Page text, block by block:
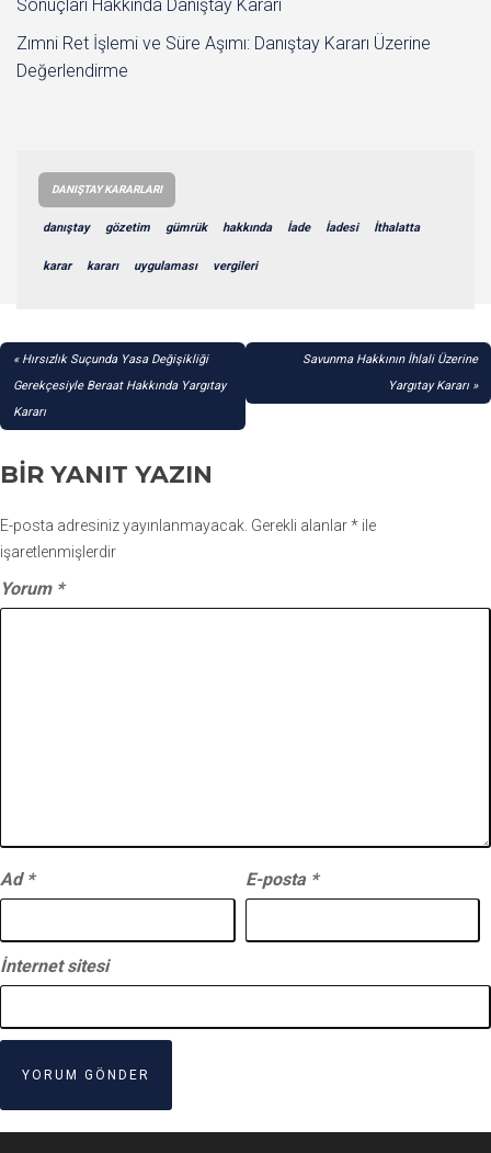
Sonuçları Hakkında Danıştay Kararı
Zımni Ret İşlemi ve Süre Aşımı: Danıştay Kararı Üzerine
Değerlendirme
DANIŞTAY KARARLARI
danıştay gözetim gümrük hakkında İade İadesi İthalatta
karar kararı uygulaması vergileri
YAZI
GEZINMESI
Hırsızlık Suçunda Yasa Değişikliği
Gerekçesiyle Beraat Hakkında Yargıtay
Kararı
Savunma Hakkının İhlali Üzerine
Yargıtay Kararı
BIR YANIT YAZIN
E-posta adresiniz yayınlanmayacak. Gerekli alanlar* ile
işaretlenmişlerdir
Yorum *
Ad * E-posta *
İnternet sitesi